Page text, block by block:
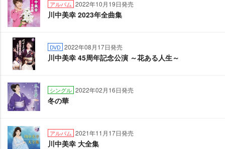
アルバム 2022年10月19日発売
川中美幸 2023年全曲集
DVD 2022年08月17日発売
川中美幸 45周年記念公演 ～花ある人生～
シングル 2022年02月16日発売
冬の華
アルバム 2021年11月17日発売
川中美幸 大全集